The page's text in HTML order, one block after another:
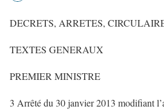
DECRETS, ARRETES,
TEXTES GENERAUX
PREMIER MINISTRE
3 Arrêté du 30 janvier 2013 modifiant